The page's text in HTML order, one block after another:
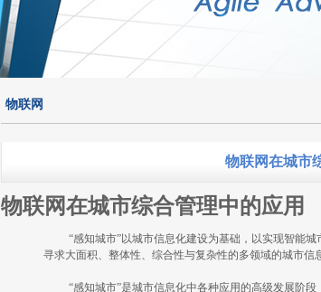
物联网
物联网在城市
物联网在城市综合管理中的应用
“感知城市”以城市信息化建设为基础，以实现智能
寻求大面积、整体性、综合性与复杂性的多领域的城市信
“感知城市”是城市信息化中各种应用的高级发展阶